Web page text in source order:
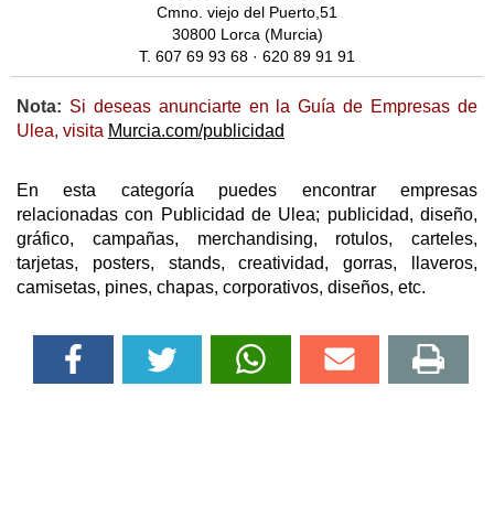
Cmno. viejo del Puerto,51
30800 Lorca (Murcia)
T. 607 69 93 68 · 620 89 91 91
Nota: Si deseas anunciarte en la Guía de Empresas de
Ulea, visita Murcia.com/publicidad
En esta categoría puedes encontrar empresas
relacionadas con Publicidad de Ulea; publicidad, diseño,
gráfico, campañas, merchandising, rotulos, carteles,
tarjetas, posters, stands, creatividad, gorras, llaveros,
camisetas, pines, chapas, corporativos, diseños, etc.